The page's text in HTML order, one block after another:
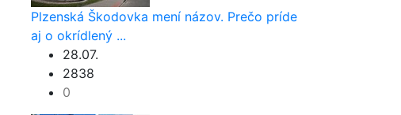
Plzenská Škodovka mení názov. Prečo príde
aj o okrídlený ...
28.07.
2838
0